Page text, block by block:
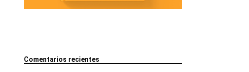
Comentarios recientes